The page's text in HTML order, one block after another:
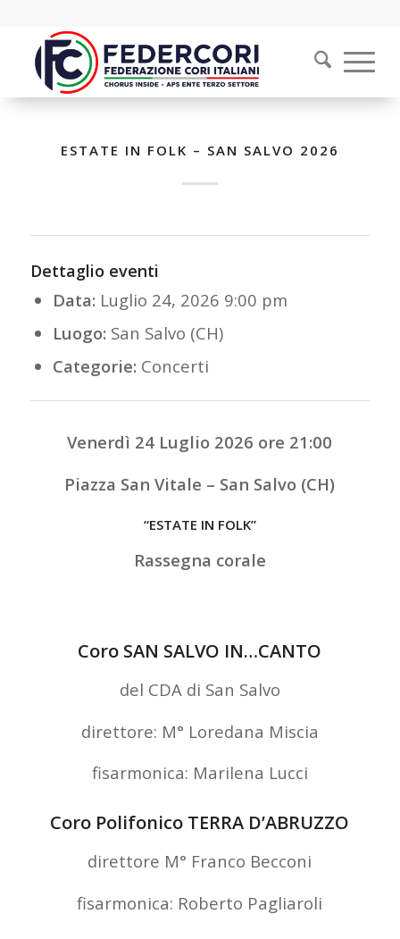
ESTATE IN FOLK – SAN SALVO 2026
Dettaglio eventi
Data: Luglio 24, 2026 9:00 pm
Luogo: San Salvo (CH)
Categorie: Concerti
Venerdì 24 Luglio 2026 ore 21:00
Piazza San Vitale – San Salvo (CH)
“ESTATE IN FOLK”
Rassegna corale
Coro SAN SALVO IN…CANTO
del CDA di San Salvo
direttore: M° Loredana Miscia
fisarmonica: Marilena Lucci
Coro Polifonico TERRA D’ABRUZZO
direttore M° Franco Becconi
fisarmonica: Roberto Pagliaroli